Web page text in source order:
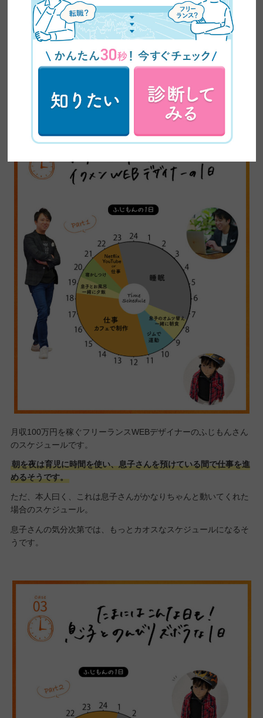
6時に起きて朝イチで運動。
そのあとは1日中仕事をするそうです。
「ありがたいことでもありますが、フリーランス1年目はどうし
ても忙しくなりますね」とおっしゃっていました。
ふじもん（藤澤さん）のスケジュール
月収100万円を稼ぐフリーランスWEBデザイナーのふじもんさん
のスケジュールです。
朝を夜は育児に時間を使い、息子さんを預けている間で仕事を進
めるそうです。
ただ、本人曰く、これは息子さんがかなりちゃんと動いてくれた
場合のスケジュール。
息子さんの気分次第では、もっとカオスなスケジュールになるそ
うです。